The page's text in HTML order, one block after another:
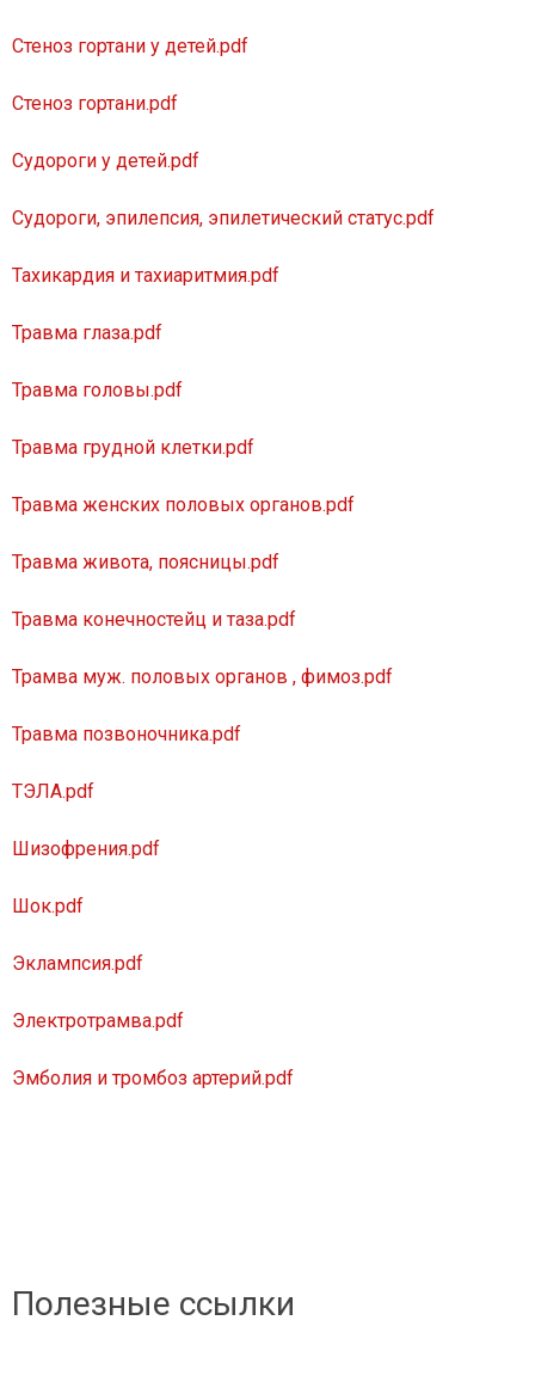
Стеноз гортани у детей.pdf
Стеноз гортани.pdf
Судороги у детей.pdf
Судороги, эпилепсия, эпилетический статус.pdf
Тахикардия и тахиаритмия.pdf
Травма глаза.pdf
Травма головы.pdf
Травма грудной клетки.pdf
Травма женских половых органов.pdf
Травма живота, поясницы.pdf
Травма конечностейц и таза.pdf
Трамва муж. половых органов , фимоз.pdf
Травма позвоночника.pdf
ТЭЛА.pdf
Шизофрения.pdf
Шок.pdf
Эклампсия.pdf
Электротрамва.pdf
Эмболия и тромбоз артерий.pdf
Полезные ссылки